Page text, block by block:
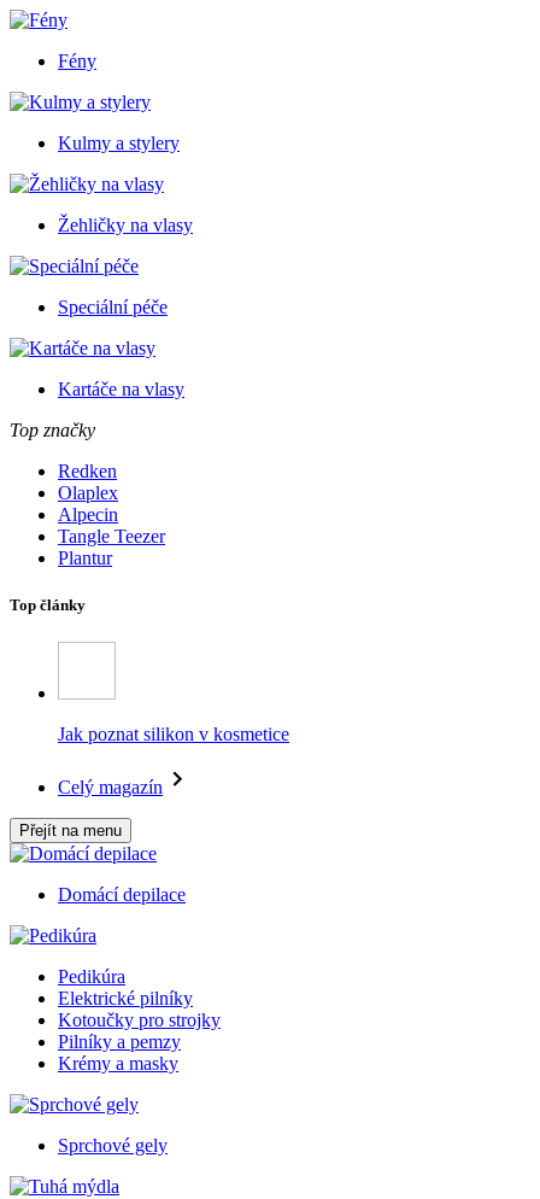
Fény
Kulmy a stylery
Žehličky na vlasy
Speciální péče
Kartáče na vlasy
Top značky
Redken
Olaplex
Alpecin
Tangle Teezer
Plantur
Top články
Jak poznat silikon v kosmetice
Celý magazín
Přejít na menu
Domácí depilace
Pedikúra
Elektrické pilníky
Kotoučky pro strojky
Pilníky a pemzy
Krémy a masky
Sprchové gely